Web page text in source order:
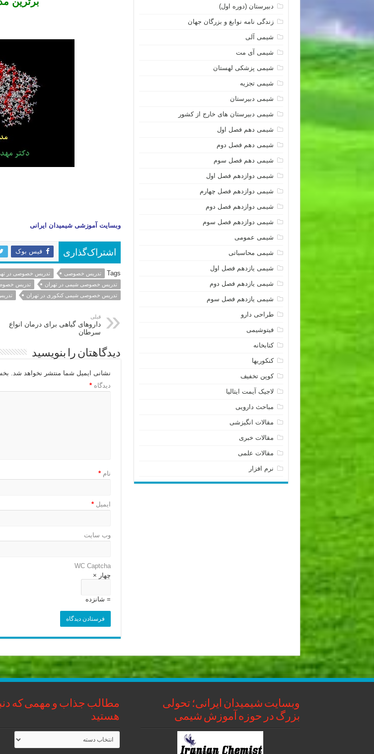
وبسایت آموزشی شیمیدان ایرانی
اشتراک‌گذاری فیس بوک
Tags تدریس خصوصی تدریس خصوصی در
تدریس خصوصی شیمی در تهران
تدریس
تدریس خصوصی شیمی کنکوری در تهران
قبلی
داروهای گیاهی برای درمان انواع
سرطان
دیدگاهتان را بنویسید
نشانی ایمیل شما منتشر نخواهد شد.
دیدگاه*
نام*
ایمیل*
وب‌ سایت
WC Captcha
چهار ×
= شانزده
دبیرستان (دوره اول)
زندگی نامه نوابغ و بزرگان جهان
شیمی آلی
شیمی آی مت
شیمی پزشکی لهستان
شیمی تجزیه
شیمی دبیرستان
شیمی دبیرستان های خارج از کشور
شیمی دهم فصل اول
شیمی دهم فصل دوم
شیمی دهم فصل سوم
شیمی دوازدهم فصل اول
شیمی دوازدهم فصل چهارم
شیمی دوازدهم فصل دوم
شیمی دوازدهم فصل سوم
شیمی عمومی
شیمی محاسباتی
شیمی یازدهم فصل اول
شیمی یازدهم فصل دوم
شیمی یازدهم فصل سوم
طراحی دارو
فیتوشیمی
کتابخانه
کنکوریها
کوپن تخفیف
لاجیک آیمت ایتالیا
مباحث دارویی
مقالات انگیزشی
مقالات خبری
مقالات علمی
نرم افزار
وبسایت شیمیدان ایرانی؛ تحولی
بزرگ در حوزه آموزش شیمی
مطالب جذاب و مهمی که
هستید
مطالب
جذاب
و